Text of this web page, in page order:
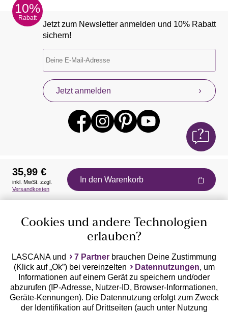
10%
Rabatt
Jetzt zum Newsletter anmelden und 10% Rabatt
sichern!
Jetzt anmelden
Auszeichnungen
Geprüfte Sicherheit
35,99 €
inkl. MwSt. zzgl.
Versandkosten
In den Warenkorb
Cookies und andere Technologien
erlauben?
LASCANA und 7 Partner brauchen Deine Zustimmung
(Klick auf „Ok”) bei vereinzelten
Datennutzungen, um
Informationen auf einem Gerät zu speichern und/oder
abzurufen (IP-Adresse, Nutzer-ID, Browser-Informationen,
Geräte-Kennungen). Die Datennutzung erfolgt zum Zweck
der Identifikation auf Drittseiten (auch unter Nutzung